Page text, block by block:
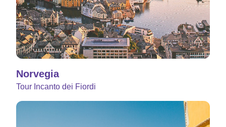
Norvegia
Tour Incanto dei Fiordi